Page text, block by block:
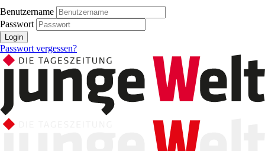
Benutzername
Passwort
Login
Passwort vergessen?